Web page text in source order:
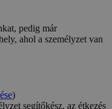
pedig már
ahol a személyzet van
)
segítőkész, az étkezés